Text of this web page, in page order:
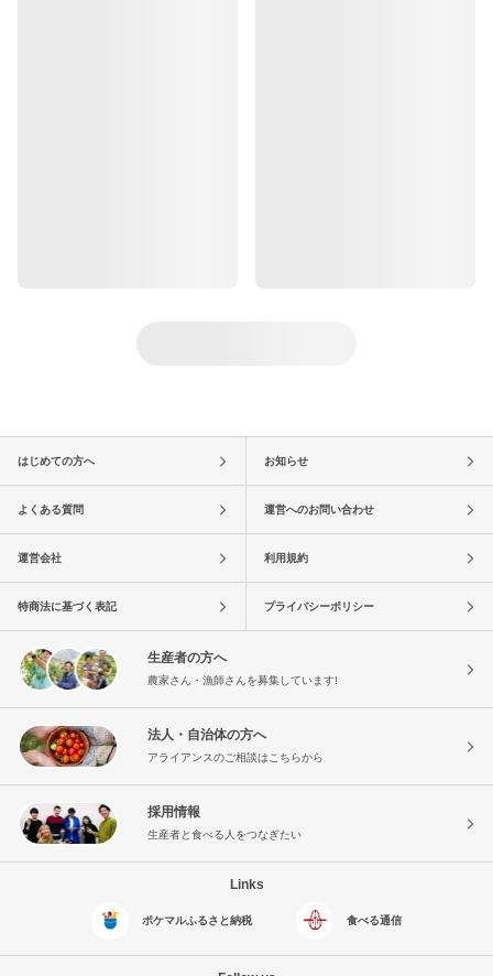
はじめての方へ お知らせ
よくある質問 運営へのお問い合わせ
運営会社 利用規約
特商法に基づく表記 プライバシーポリシー
生産者の方へ
農家さん・漁師さんを募集しています!
法人・自治体の方へ
アライアンスのご相談はこちらから
採用情報
生産者と食べる人をつなぎたい
Links
ポケマルふるさと納税 食べる通信